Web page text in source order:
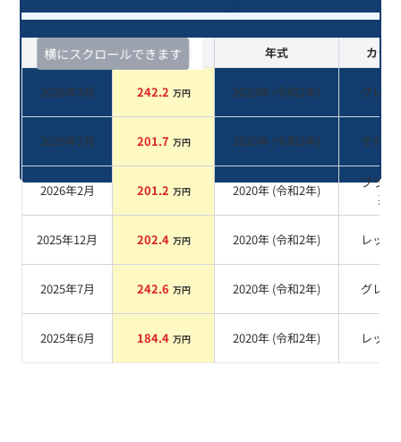
横にスクロールできます
査定時期 セルカ実績 年式 カラー
2026年3月 242.2 万円 2020年 (令和2年) グレー
2026年2月 201.7 万円 2020年 (令和2年) その他
2026年2月 201.2 万円 2020年 (令和2年)
ブラッ
系
2025年12月 202.4 万円 2020年 (令和2年) レッド
2025年7月 242.6 万円 2020年 (令和2年) グレー
2025年6月 184.4 万円 2020年 (令和2年) レッド